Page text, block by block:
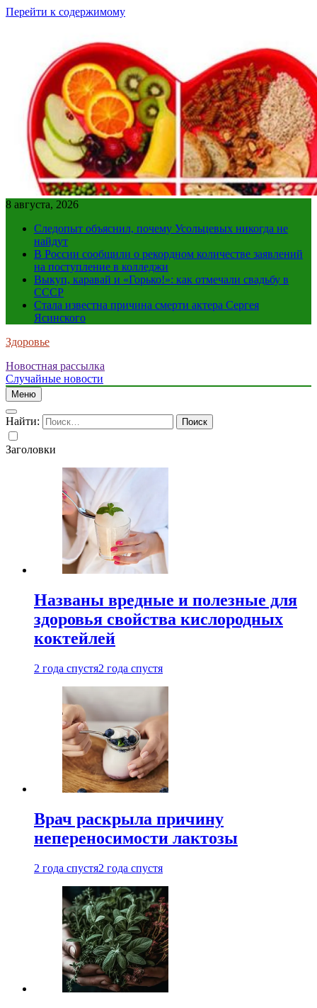
Перейти к содержимому
8 августа, 2026
Следопыт объяснил, почему Усольцевых никогда не
найдут
В России сообщили о рекордном количестве заявлений
на поступление в колледжи
Выкуп, каравай и «Горько!»: как отмечали свадьбу в
СССР
Стала известна причина смерти актера Сергея
Ясинского
Здоровье
Новостная рассылка
Случайные новости
Меню
Найти:
Заголовки
Названы вредные и полезные для
здоровья свойства кислородных
коктейлей
2 года спустя2 года спустя
Врач раскрыла причину
непереносимости лактозы
2 года спустя2 года спустя